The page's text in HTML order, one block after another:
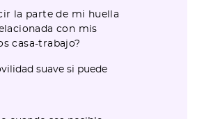
la parte de mi huella
con mis
casa-trabajo?
suave si puede